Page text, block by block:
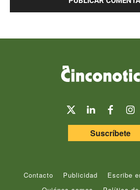
Suscríbete
Contacto Publicidad
Escribe